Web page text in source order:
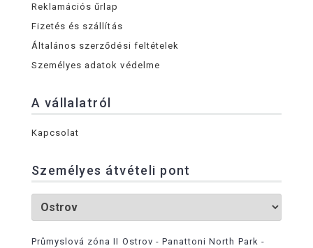
Reklamációs űrlap
Fizetés és szállítás
Általános szerződési feltételek
Személyes adatok védelme
A vállalatról
Kapcsolat
Személyes átvételi pont
Průmyslová zóna II Ostrov - Panattoni North Park -